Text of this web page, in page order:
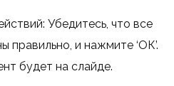
Убедитесь, что все
правильно, и нажмите ‘ОК’.
будет на слайде.